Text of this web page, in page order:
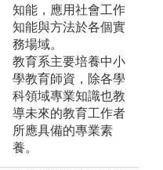
知能，應用社會工作
知能與方法於各個實
務場域。
教育系主要培養中小
學教育師資，除各學
科領域專業知識也教
導未來的教育工作者
所應具備的專業素
養。